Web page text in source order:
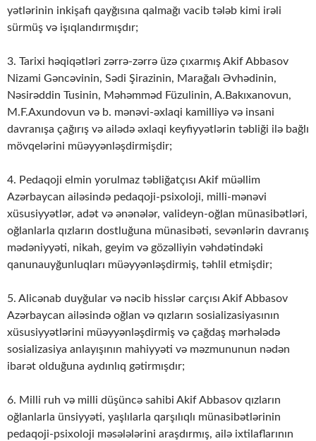
yətlərinin inkişafı qayğısına qalmağı vacib tələb kimi irəli
sürmüş və işıqlandırmışdır;
3. Tarixi həqiqətləri zərrə-zərrə üzə çıxarmış Akif Abbasov
Nizami Gəncəvinin, Sədi Şirazinin, Marağalı Əvhədinin,
Nəsirəddin Tusinin, Məhəmməd Füzulinin, A.Bakı­xanovun,
M.F.Axundovun və b. mənəvi-əxlaqi kamilliyə və insani
davranışa çağırış və ailədə əxlaqi keyfiyyətlərin təbliği ilə bağlı
mövqelərini müəyyənləşdirmişdir;
4. Pedaqoji elmin yorulmaz təbliğatçısı Akif müəllim
Azərbaycan ailəsində peda­qo­ji-psixoloji, milli-mənəvi
xüsusiyyətlər, adət və ənənələr, valideyn-oğlan mü­nasibətləri,
oğlanlarla qızların dostluğuna münasibəti, sevənlərin davranış
mədəniyyəti, nikah, geyim və gözəlliyin vəhdətindəki
qanunauyğunluqları müəyyənləşdirmiş, təhlil etmişdir;
5. Alicənab duyğular və nəcib hisslər carçısı Akif Abbasov
Azərbaycan ailəsində oğlan və qızların sosializasiyasının
xüsusiyyətlərini müəyyənləşdirmiş və çağdaş mərhələdə
sosializasiya anlayışının mahiyyəti və məzmununun nədən
ibarət olduğuna aydınlıq gətirmışdır;
6. Milli ruh və milli düşüncə sahibi Akif Abbasov qızların
oğlanlarla ünsiyyəti, yaşlılarla qarşılıqlı münasibətlərinin
pedaqoji-psixoloji məsələlərini araşdırmış, ailə ixtilaflarının